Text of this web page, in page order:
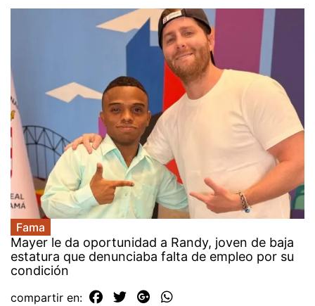
Fama
Mayer le da oportunidad a Randy, joven de baja
estatura que denunciaba falta de empleo por su
condición
compartir en: